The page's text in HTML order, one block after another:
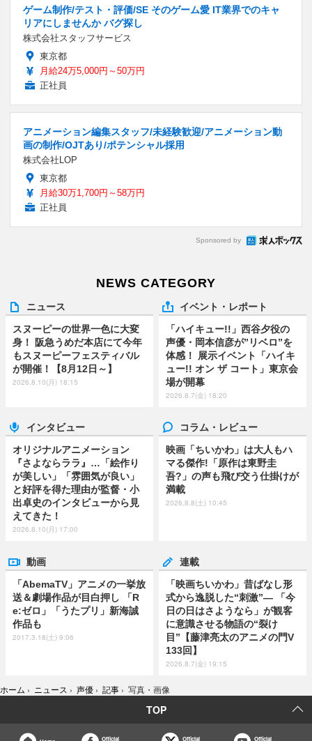
ゲーム制作/テスト・評価/SE そのゲーム愛 IT業界でのキャ
リアにしませんか バグ探し
株式会社スタッフサービス
東京都
月給24万5,000円～50万円
正社員
アニメーション編集スタッフ/未経験歓迎/アニメーション動
画の制作/OJTあり/ポテンシャル採用
株式会社LOP
東京都
月給30万1,700円～58万円
正社員
Sponsored by
NEWS CATEGORY
ニュース
スヌーピーの世界一色に大変
身！ 阪急うめだ本店にて今年
もスヌーピーフェスティバル
が開催！【8月12日～】
2026.8.10(月) 18:15
イベント・レポート
「ハイキュー!!」西谷夕役の
声優・岡本信彦が”リベロ”を
体感！ 展示イベント「ハイキ
ュー!! オン ザ コート」東京会
場が開幕
2026.8.7(金) 18:20
インタビュー
オリジナルアニメーション
『さよならララ』…「絵作り
が美しい」「雰囲気が良い」
と好評を得た理由が監督・小
出卓史のインタビューから見
えてきた！
2026.8.10(月) 17:00
コラム・レビュー
映画「ちいかわ」は大人もハ
マる傑作!「原作は東野圭
吾?」の声も飛び交う仕掛けが
満載
2026.8.8(土) 10:45
動画
「AbemaTV」アニメの一挙放
送＆劇場作品が目白押し 「R
e:ゼロ」「うたプリ」新海誠
作品も
2017.3.18(土) 9:06
連載
「映画ちいかわ」昔ばなし形
式から逸脱した“刺激”― 「今
日の日はさようなら」が観客
に意識させる物語の“裂け
目”【藤津亮太のアニメの門V
133回】
2026.8.7(金) 19:15
ホーム › ニュース › 声優 › 記事 › 写真・画像
TOP
Official Official Official